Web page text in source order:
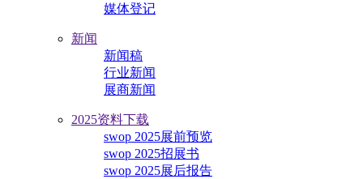
媒体登记
新闻
新闻稿
行业新闻
展商新闻
2025资料下载
swop 2025展前预览
swop 2025招展书
swop 2025展后报告